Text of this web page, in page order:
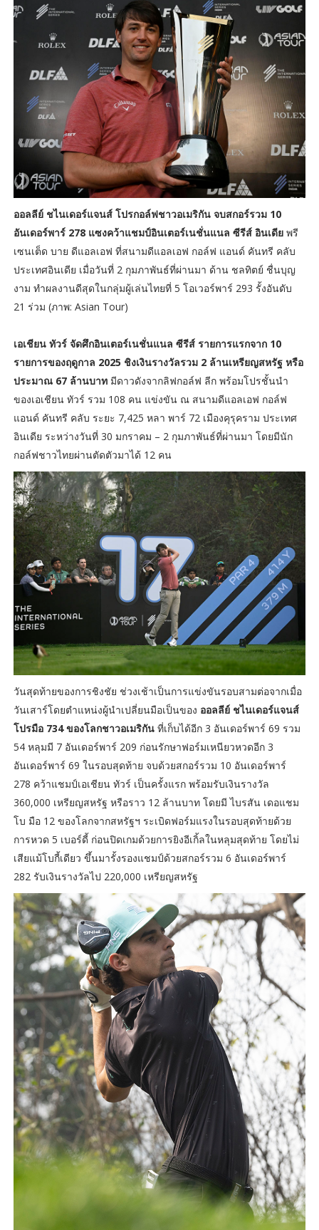
ออลลีย์ ชไนเดอร์แจนส์ โปรกอล์ฟชาวอเมริกัน จบสกอร์รวม 10
อันเดอร์พาร์ 278 แซงคว้าแชมป์อินเตอร์เนชั่นแนล ซีรีส์ อินเดียพรี
เซนเต็ด บาย ดีแอลเอฟ ที่สนามดีแอลเอฟ กอล์ฟ แอนด์ คันทรี คลับ
ประเทศอินเดีย เมื่อวันที่ 2 กุมภาพันธ์ที่ผ่านมา ด้าน ชลทิตย์ ชื่นบุญ
งาม ทำผลงานดีสุดในกลุ่มผู้เล่นไทยที่ 5 โอเวอร์พาร์ 293 รั้งอันดับ
21 ร่วม (ภาพ: Asian Tour)
เอเชียน ทัวร์ จัดศึกอินเตอร์เนชั่นแนล ซีรีส์ รายการแรกจาก 10
รายการของฤดูกาล 2025 ชิงเงินรางวัลรวม 2 ล้านเหรียญสหรัฐ หรือ
ประมาณ 67 ล้านบาทมีดาวดังจากลิฟกอล์ฟ ลีก พร้อมโปรชั้นนำ
ของเอเชียน ทัวร์ รวม 108 คน แข่งขัน ณ สนามดีแอลเอฟ กอล์ฟ
แอนด์ คันทรี คลับ ระยะ 7,425 หลา พาร์ 72 เมืองคุรุคราม ประเทศ
อินเดีย ระหว่างวันที่ 30 มกราคม – 2 กุมภาพันธ์ที่ผ่านมา โดยมีนัก
กอล์ฟชาวไทยผ่านตัดตัวมาได้ 12 คน
วันสุดท้ายของการชิงชัย ช่วงเช้าเป็นการแข่งขันรอบสามต่อจากเมื่อ
วันเสาร์โดยตำแหน่งผู้นำเปลี่ยนมือเป็นของ ออลลีย์ ชไนเดอร์แจนส์
โปรมือ 734 ของโลกชาวอเมริกันที่เก็บได้อีก 3 อันเดอร์พาร์ 69 รวม
54 หลุมมี 7 อันเดอร์พาร์ 209 ก่อนรักษาฟอร์มเหนียวหวดอีก 3
อันเดอร์พาร์ 69 ในรอบสุดท้าย จบด้วยสกอร์รวม 10 อันเดอร์พาร์
278 คว้าแชมป์เอเชียน ทัวร์ เป็นครั้งแรก พร้อมรับเงินรางวัล
360,000 เหรียญสหรัฐ หรือราว 12 ล้านบาท โดยมี ไบรสัน เดอแชม
โบ มือ 12 ของโลกจากสหรัฐฯ ระเบิดฟอร์มแรงในรอบสุดท้ายด้วย
การหวด 5 เบอร์ดี้ ก่อนปิดเกมด้วยการยิงอีเกิ้ลในหลุมสุดท้าย โดยไม่
เสียแม้โบกี้เดียว ขึ้นมารั้งรองแชมป์ด้วยสกอร์รวม 6 อันเดอร์พาร์
282 รับเงินรางวัลไป 220,000 เหรียญสหรัฐ